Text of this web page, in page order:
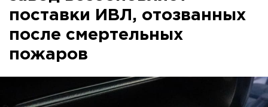
поставки ИВЛ, отозванных
после смертельных
пожаров